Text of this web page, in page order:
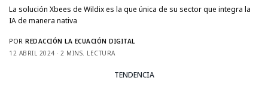
La solución Xbees de Wildix es la que única de su sector que integra la
IA de manera nativa
POR REDACCIÓN LA ECUACIÓN DIGITAL
12 ABRIL 2024
2 MINS. LECTURA
TENDENCIA